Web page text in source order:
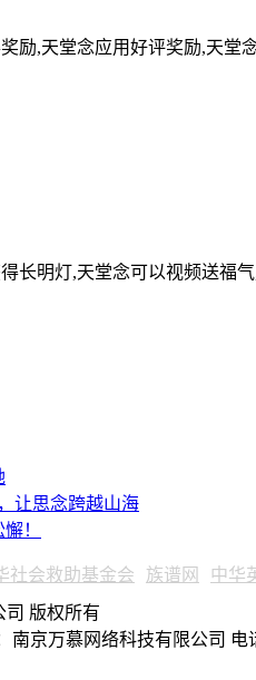
励,天堂念应用好评奖励,天堂
长明灯,天堂念可以视频送福
让思念跨越山海
！
社会救助基金会 族谱网 中华
司 版权所有
南京万慕网络科技有限公司